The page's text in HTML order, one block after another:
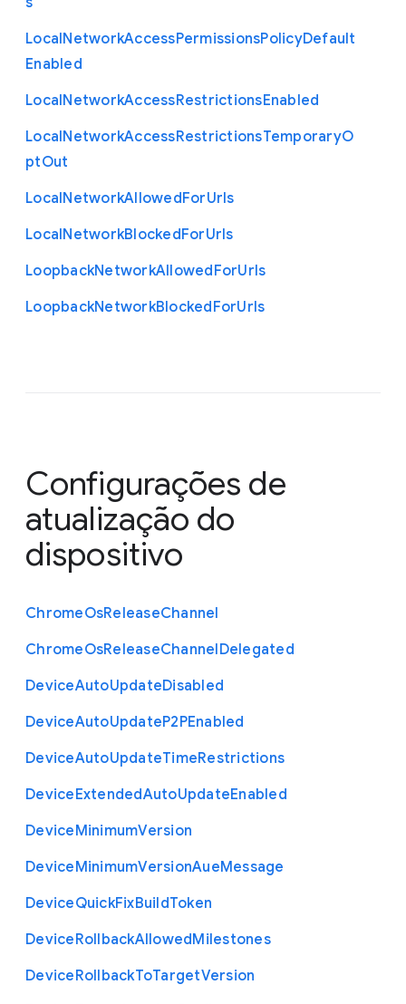
LocalNetworkAccessPermissionsPolicyDefault
Enabled
LocalNetworkAccessRestrictionsEnabled
LocalNetworkAccessRestrictionsTemporaryO
ptOut
LocalNetworkAllowedForUrls
LocalNetworkBlockedForUrls
LoopbackNetworkAllowedForUrls
LoopbackNetworkBlockedForUrls
Configurações de
atualização do
dispositivo
ChromeOsReleaseChannel
ChromeOsReleaseChannelDelegated
DeviceAutoUpdateDisabled
DeviceAutoUpdateP2PEnabled
DeviceAutoUpdateTimeRestrictions
DeviceExtendedAutoUpdateEnabled
DeviceMinimumVersion
DeviceMinimumVersionAueMessage
DeviceQuickFixBuildToken
DeviceRollbackAllowedMilestones
DeviceRollbackToTargetVersion